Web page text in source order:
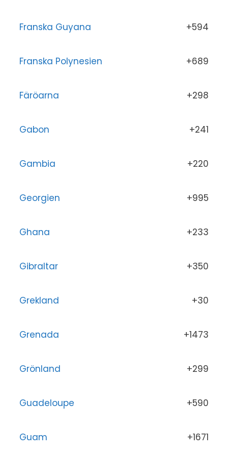
Franska Guyana +594
Franska Polynesien +689
Färöarna +298
Gabon +241
Gambia +220
Georgien +995
Ghana +233
Gibraltar +350
Grekland +30
Grenada +1473
Grönland +299
Guadeloupe +590
Guam +1671